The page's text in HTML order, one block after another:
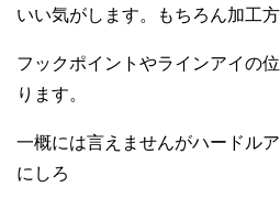
いい気がします。もちろん加工方
フックポイントやラインアイの
ります。
一概には言えませんがハードル
にしろ